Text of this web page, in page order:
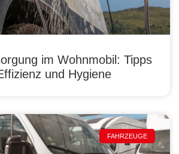
im Wohnmobil: Tipps
und Hygiene
FAHRZEUGE